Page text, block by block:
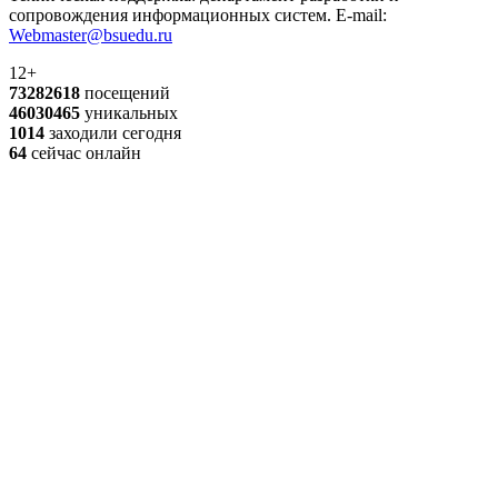
сопровождения информационных систем. E-mail:
Webmaster@bsuedu.ru
12+
73282618 посещений
46030465 уникальных
1014 заходили сегодня
64 сейчас онлайн